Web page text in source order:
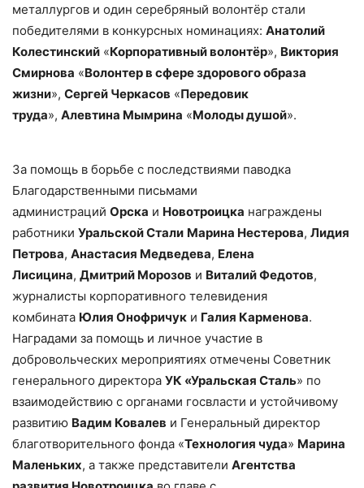
металлургов и один серебряный волонтёр стали
победителями в конкурсных номинациях: Анатолий
Колестинский «Корпоративный волонтёр», Виктория
Смирнова «Волонтер в сфере здорового образа
жизни», Сергей Черкасов «Передовик
труда», Алевтина Мымрина «Молоды душой».
За помощь в борьбе с последствиями паводка
Благодарственными письмами
администраций Орска и Новотроицка награждены
работники Уральской Стали Марина Нестерова, Лидия
Петрова, Анастасия Медведева, Елена
Лисицина, Дмитрий Морозов и Виталий Федотов,
журналисты корпоративного телевидения
комбината Юлия Онофричук и Галия Карменова.
Наградами за помощь и личное участие в
добровольческих мероприятиях отмечены Советник
генерального директора УК «Уральская Сталь» по
взаимодействию с органами госвласти и устойчивому
развитию Вадим Ковалев и Генеральный директор
благотворительного фонда «Технология чуда» Марина
Маленьких, а также представители Агентства